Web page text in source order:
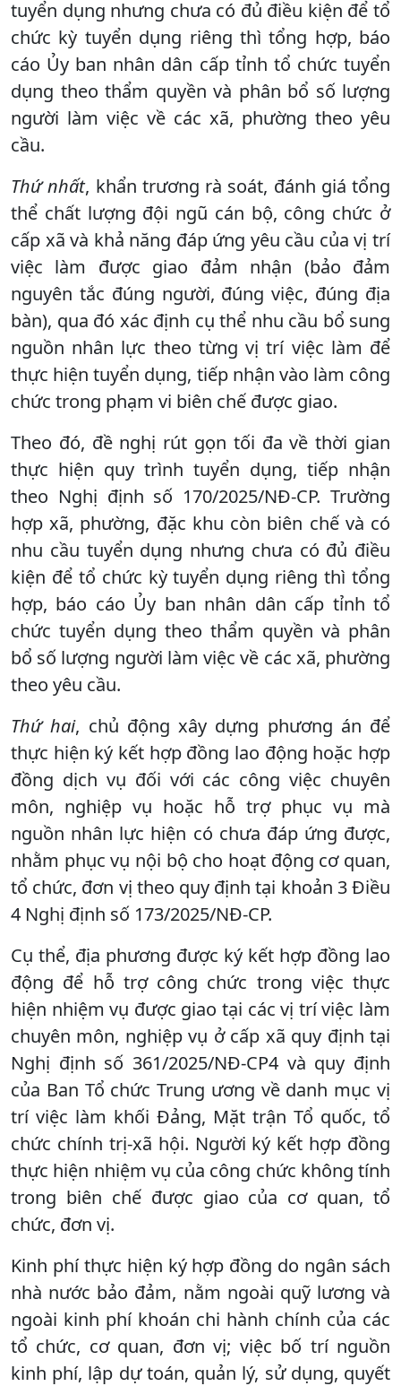
tuyển dụng nhưng chưa có đủ điều kiện để tổ
chức kỳ tuyển dụng riêng thì tổng hợp, báo
cáo Ủy ban nhân dân cấp tỉnh tổ chức tuyển
dụng theo thẩm quyền và phân bổ số lượng
người làm việc về các xã, phường theo yêu
cầu.
Thứ nhất, khẩn trương rà soát, đánh giá tổng
thể chất lượng đội ngũ cán bộ, công chức ở
cấp xã và khả năng đáp ứng yêu cầu của vị trí
việc làm được giao đảm nhận (bảo đảm
nguyên tắc đúng người, đúng việc, đúng địa
bàn), qua đó xác định cụ thể nhu cầu bổ sung
nguồn nhân lực theo từng vị trí việc làm để
thực hiện tuyển dụng, tiếp nhận vào làm công
chức trong phạm vi biên chế được giao.
Theo đó, đề nghị rút gọn tối đa về thời gian
thực hiện quy trình tuyển dụng, tiếp nhận
theo Nghị định số 170/2025/NĐ-CP. Trường
hợp xã, phường, đặc khu còn biên chế và có
nhu cầu tuyển dụng nhưng chưa có đủ điều
kiện để tổ chức kỳ tuyển dụng riêng thì tổng
hợp, báo cáo Ủy ban nhân dân cấp tỉnh tổ
chức tuyển dụng theo thẩm quyền và phân
bổ số lượng người làm việc về các xã, phường
theo yêu cầu.
Thứ hai, chủ động xây dựng phương án để
thực hiện ký kết hợp đồng lao động hoặc hợp
đồng dịch vụ đối với các công việc chuyên
môn, nghiệp vụ hoặc hỗ trợ phục vụ mà
nguồn nhân lực hiện có chưa đáp ứng được,
nhằm phục vụ nội bộ cho hoạt động cơ quan,
tổ chức, đơn vị theo quy định tại khoản 3 Điều
4 Nghị định số 173/2025/NĐ-CP.
Cụ thể, địa phương được ký kết hợp đồng lao
động để hỗ trợ công chức trong việc thực
hiện nhiệm vụ được giao tại các vị trí việc làm
chuyên môn, nghiệp vụ ở cấp xã quy định tại
Nghị định số 361/2025/NĐ-CP4 và quy định
của Ban Tổ chức Trung ương về danh mục vị
trí việc làm khối Đảng, Mặt trận Tổ quốc, tổ
chức chính trị-xã hội. Người ký kết hợp đồng
thực hiện nhiệm vụ của công chức không tính
trong biên chế được giao của cơ quan, tổ
chức, đơn vị.
Kinh phí thực hiện ký hợp đồng do ngân sách
nhà nước bảo đảm, nằm ngoài quỹ lương và
ngoài kinh phí khoán chi hành chính của các
tổ chức, cơ quan, đơn vị; việc bố trí nguồn
kinh phí, lập dự toán, quản lý, sử dụng, quyết